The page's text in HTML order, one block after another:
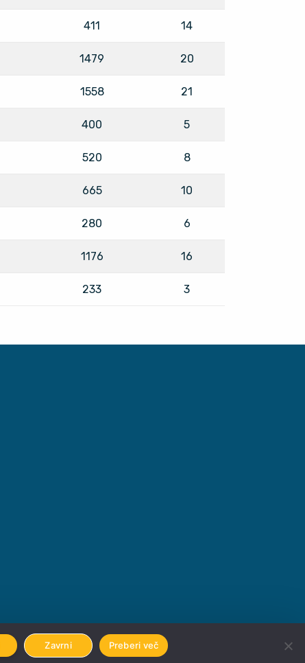
411 14
1479 20
1558 21
400 5
520 8
665 10
280 6
1176 16
233 3
Avtorji Emigma
Zavrni Preberi več